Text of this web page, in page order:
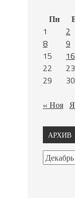
Пн
1
2
8
9
15
16
22
23
29
30
« Ноя
АРХИВ